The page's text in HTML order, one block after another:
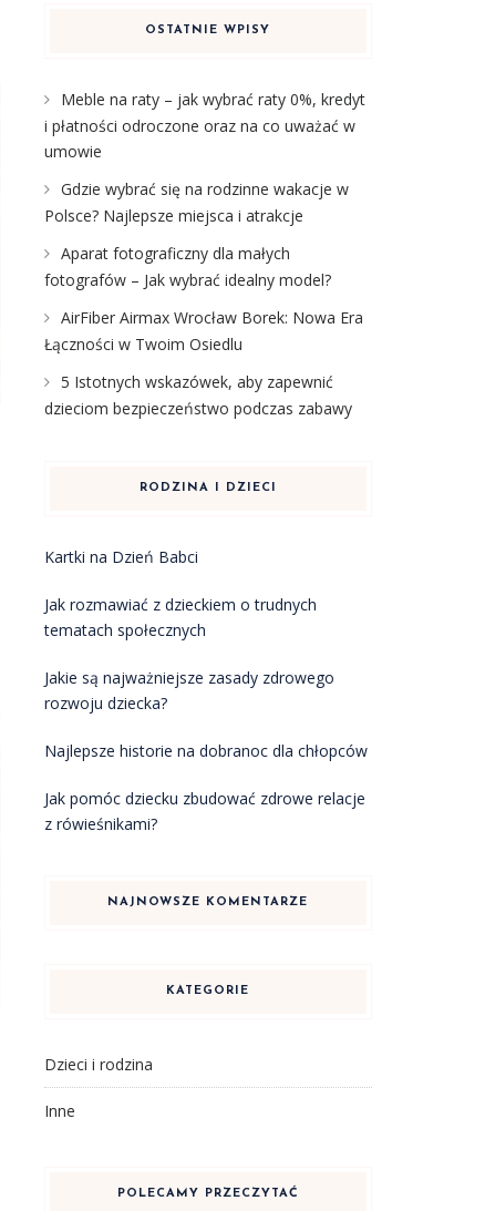
OSTATNIE WPISY
Meble na raty – jak wybrać raty 0%, kredyt
i płatności odroczone oraz na co uważać w
umowie
Gdzie wybrać się na rodzinne wakacje w
Polsce? Najlepsze miejsca i atrakcje
Aparat fotograficzny dla małych
fotografów – Jak wybrać idealny model?
AirFiber Airmax Wrocław Borek: Nowa Era
Łączności w Twoim Osiedlu
5 Istotnych wskazówek, aby zapewnić
dzieciom bezpieczeństwo podczas zabawy
RODZINA I DZIECI
Kartki na Dzień Babci
Jak rozmawiać z dzieckiem o trudnych
tematach społecznych
Jakie są najważniejsze zasady zdrowego
rozwoju dziecka?
Najlepsze historie na dobranoc dla chłopców
Jak pomóc dziecku zbudować zdrowe relacje
z rówieśnikami?
NAJNOWSZE KOMENTARZE
KATEGORIE
Dzieci i rodzina
Inne
POLECAMY PRZECZYTAĆ